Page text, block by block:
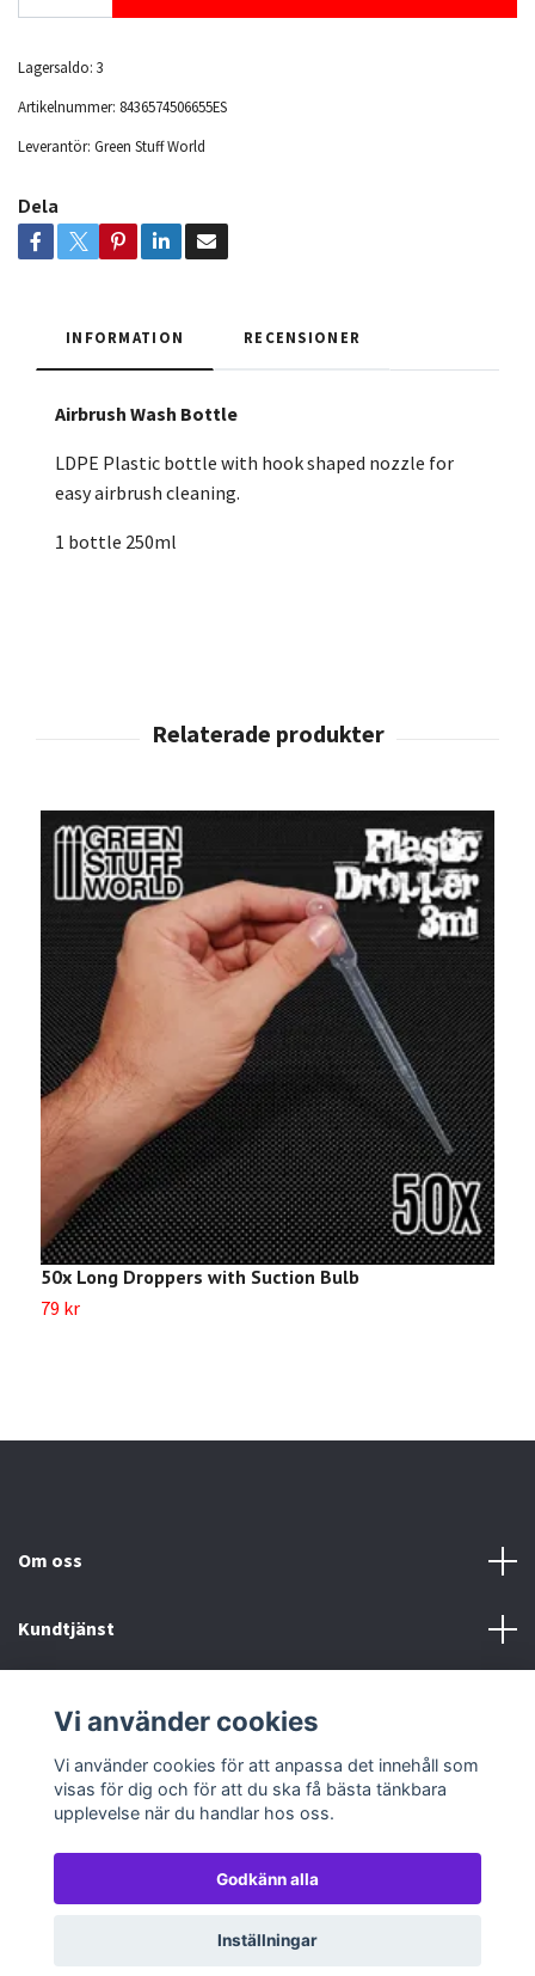
Lagersaldo: 3
Artikelnummer: 8436574506655ES
Leverantör: Green Stuff World
Dela
INFORMATION RECENSIONER
Airbrush Wash Bottle
LDPE Plastic bottle with hook shaped nozzle for
easy airbrush cleaning.
1 bottle 250ml
50x Long Droppers with Suction Bulb
79 kr
Om oss
Kundtjänst
Sociala medier
© 2026 TableTopGames
Vi använder cookies
Vi använder cookies för att anpassa det innehåll som
visas för dig och för att du ska få bästa tänkbara
upplevelse när du handlar hos oss.
Godkänn alla
Inställningar